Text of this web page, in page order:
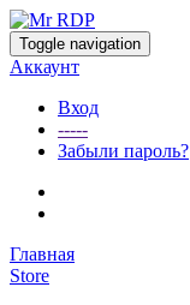
Toggle navigation
Аккаунт
Вход
-----
Забыли пароль?
Главная
Store